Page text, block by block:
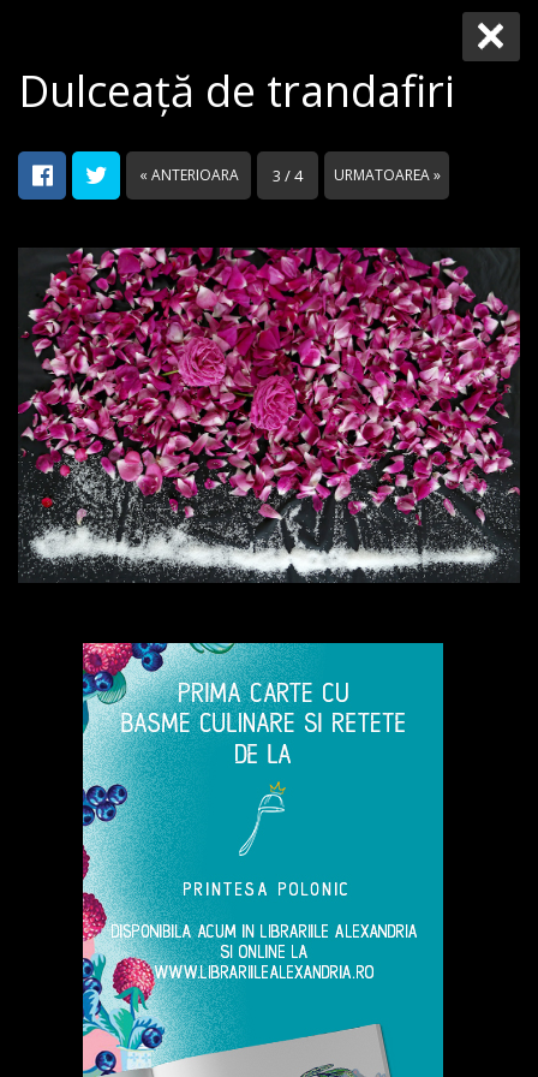
Dulceață de trandafiri
« ANTERIOARA 3 / 4 URMATOAREA »